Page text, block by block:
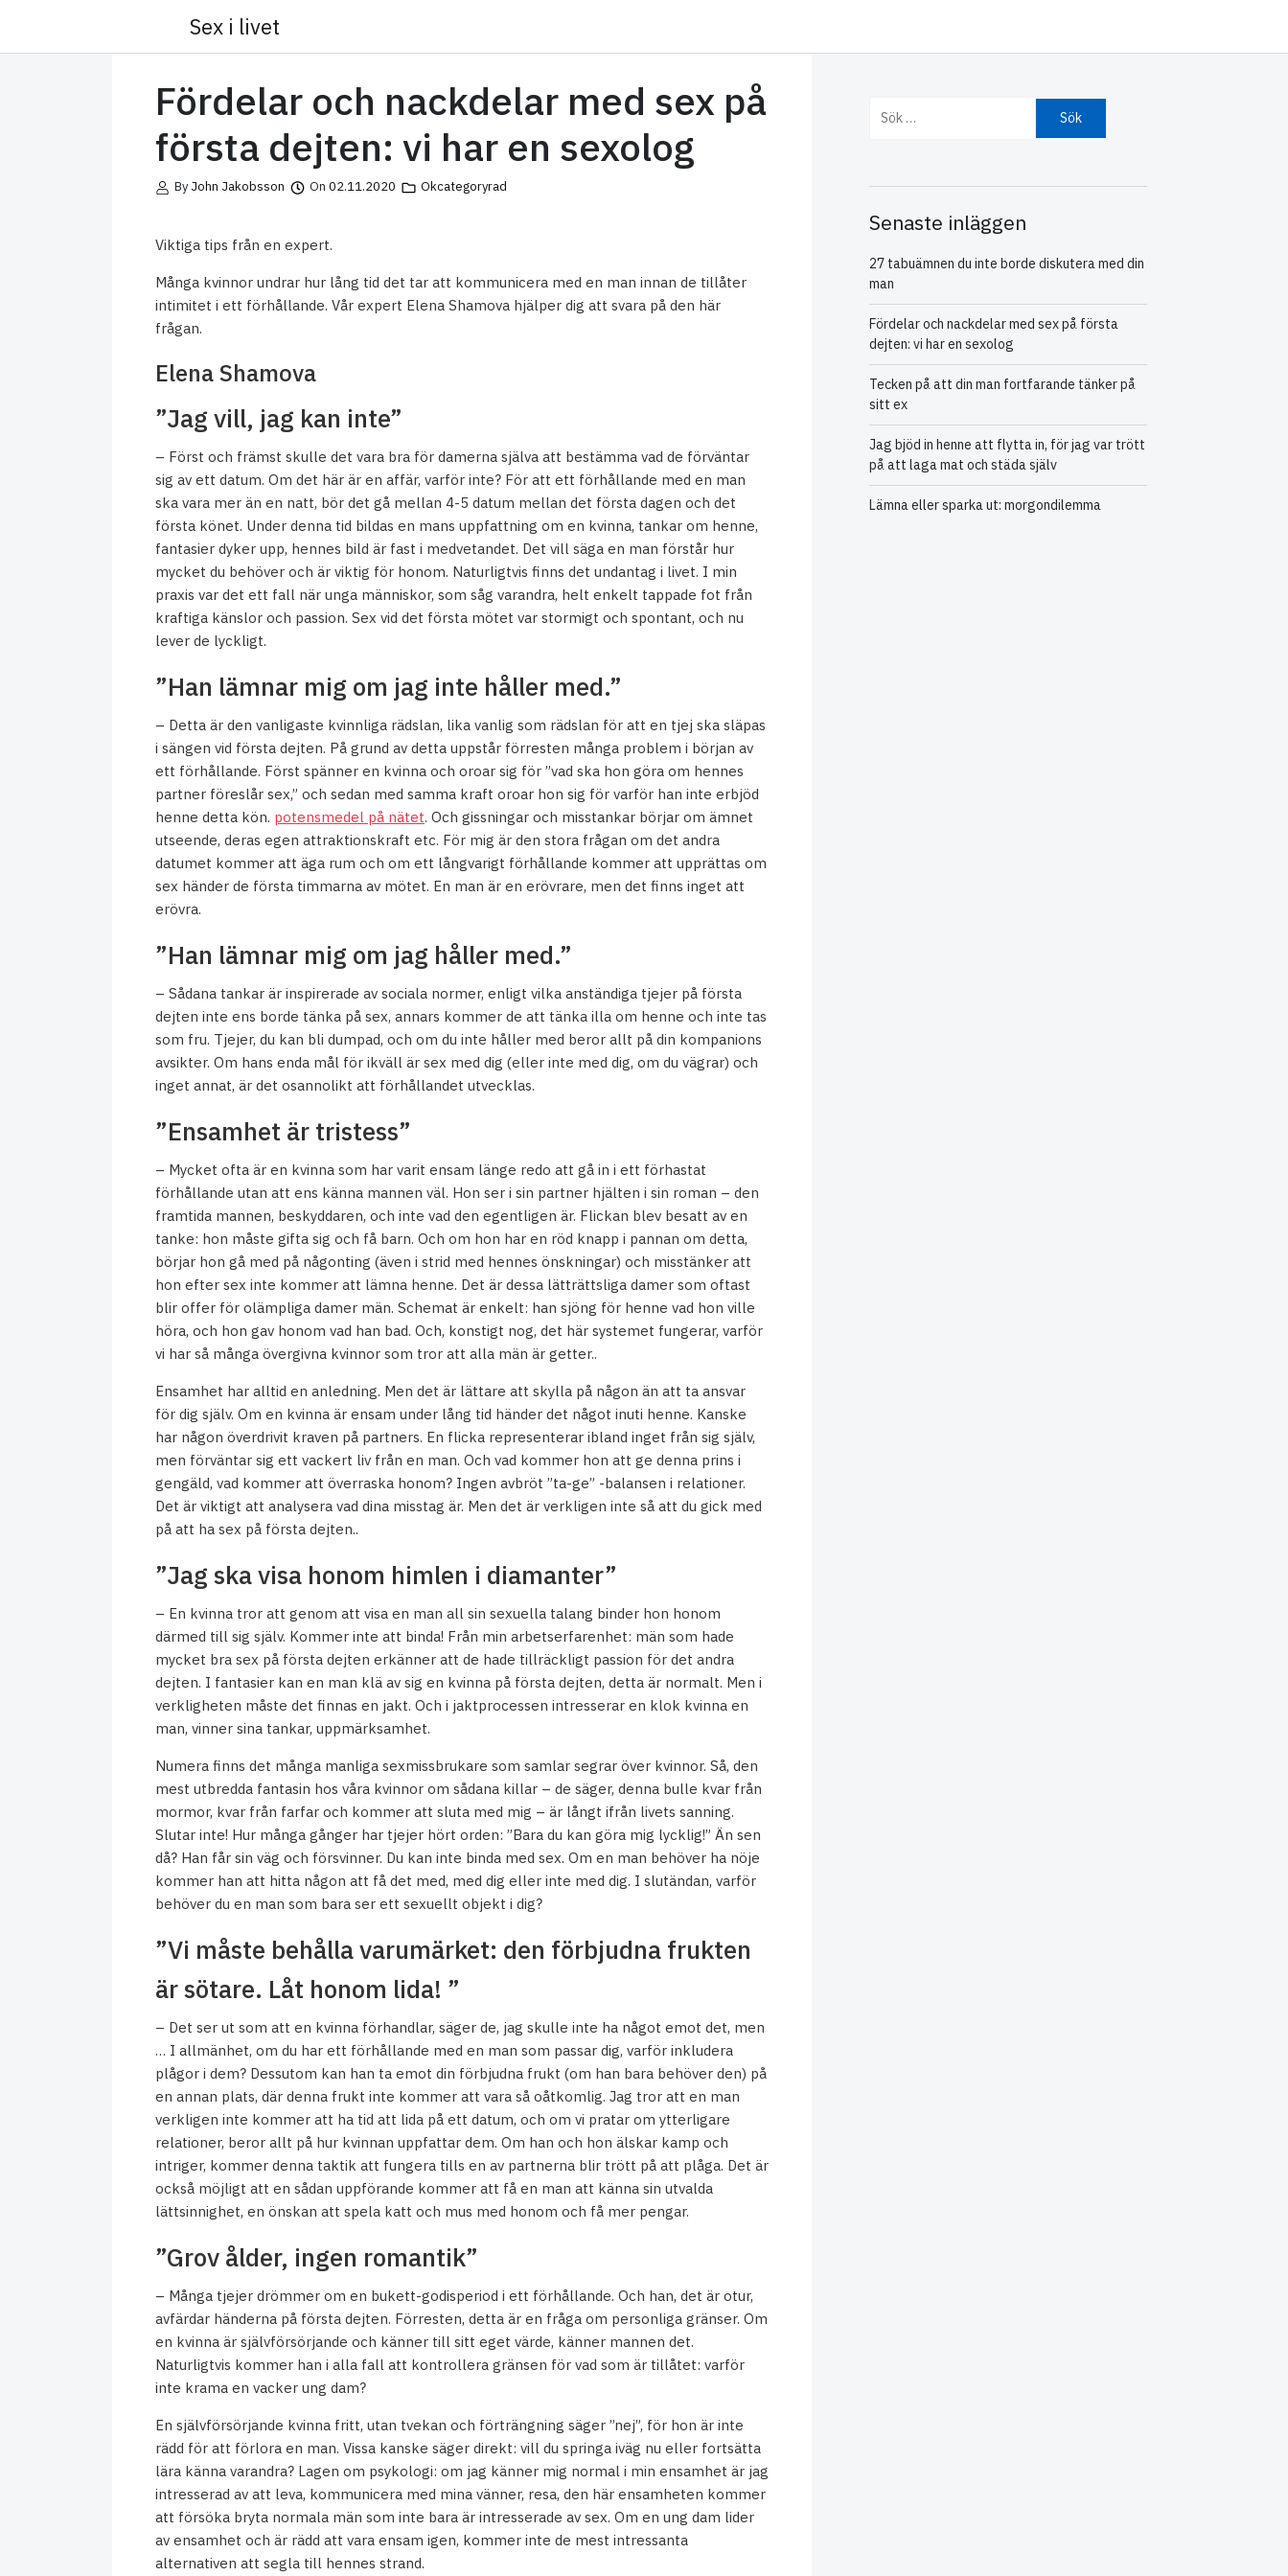
Sex i livet
Fördelar och nackdelar med sex på
första dejten: vi har en sexolog
By John Jakobsson On 02.11.2020 Okcategoryrad
Viktiga tips från en expert.
Många kvinnor undrar hur lång tid det tar att kommunicera med en man innan de tillåter
intimitet i ett förhållande. Vår expert Elena Shamova hjälper dig att svara på den här
frågan.
Elena Shamova
”Jag vill, jag kan inte”
– Först och främst skulle det vara bra för damerna själva att bestämma vad de förväntar
sig av ett datum. Om det här är en affär, varför inte? För att ett förhållande med en man
ska vara mer än en natt, bör det gå mellan 4-5 datum mellan det första dagen och det
första könet. Under denna tid bildas en mans uppfattning om en kvinna, tankar om henne,
fantasier dyker upp, hennes bild är fast i medvetandet. Det vill säga en man förstår hur
mycket du behöver och är viktig för honom. Naturligtvis finns det undantag i livet. I min
praxis var det ett fall när unga människor, som såg varandra, helt enkelt tappade fot från
kraftiga känslor och passion. Sex vid det första mötet var stormigt och spontant, och nu
lever de lyckligt.
”Han lämnar mig om jag inte håller med.”
– Detta är den vanligaste kvinnliga rädslan, lika vanlig som rädslan för att en tjej ska släpas
i sängen vid första dejten. På grund av detta uppstår förresten många problem i början av
ett förhållande. Först spänner en kvinna och oroar sig för ”vad ska hon göra om hennes
partner föreslår sex,” och sedan med samma kraft oroar hon sig för varför han inte erbjöd
henne detta kön. potensmedel på nätet. Och gissningar och misstankar börjar om ämnet
utseende, deras egen attraktionskraft etc. För mig är den stora frågan om det andra
datumet kommer att äga rum och om ett långvarigt förhållande kommer att upprättas om
sex händer de första timmarna av mötet. En man är en erövrare, men det finns inget att
erövra.
”Han lämnar mig om jag håller med.”
– Sådana tankar är inspirerade av sociala normer, enligt vilka anständiga tjejer på första
dejten inte ens borde tänka på sex, annars kommer de att tänka illa om henne och inte tas
som fru. Tjejer, du kan bli dumpad, och om du inte håller med beror allt på din kompanions
avsikter. Om hans enda mål för ikväll är sex med dig (eller inte med dig, om du vägrar) och
inget annat, är det osannolikt att förhållandet utvecklas.
”Ensamhet är tristess”
– Mycket ofta är en kvinna som har varit ensam länge redo att gå in i ett förhastat
förhållande utan att ens känna mannen väl. Hon ser i sin partner hjälten i sin roman – den
framtida mannen, beskyddaren, och inte vad den egentligen är. Flickan blev besatt av en
tanke: hon måste gifta sig och få barn. Och om hon har en röd knapp i pannan om detta,
börjar hon gå med på någonting (även i strid med hennes önskningar) och misstänker att
hon efter sex inte kommer att lämna henne. Det är dessa lätträttsliga damer som oftast
blir offer för olämpliga damer män. Schemat är enkelt: han sjöng för henne vad hon ville
höra, och hon gav honom vad han bad. Och, konstigt nog, det här systemet fungerar, varför
vi har så många övergivna kvinnor som tror att alla män är getter..
Ensamhet har alltid en anledning. Men det är lättare att skylla på någon än att ta ansvar
för dig själv. Om en kvinna är ensam under lång tid händer det något inuti henne. Kanske
har någon överdrivit kraven på partners. En flicka representerar ibland inget från sig själv,
men förväntar sig ett vackert liv från en man. Och vad kommer hon att ge denna prins i
gengäld, vad kommer att överraska honom? Ingen avbröt ”ta-ge” -balansen i relationer.
Det är viktigt att analysera vad dina misstag är. Men det är verkligen inte så att du gick med
på att ha sex på första dejten..
”Jag ska visa honom himlen i diamanter”
– En kvinna tror att genom att visa en man all sin sexuella talang binder hon honom
därmed till sig själv. Kommer inte att binda! Från min arbetserfarenhet: män som hade
mycket bra sex på första dejten erkänner att de hade tillräckligt passion för det andra
dejten. I fantasier kan en man klä av sig en kvinna på första dejten, detta är normalt. Men i
verkligheten måste det finnas en jakt. Och i jaktprocessen intresserar en klok kvinna en
man, vinner sina tankar, uppmärksamhet.
Numera finns det många manliga sexmissbrukare som samlar segrar över kvinnor. Så, den
mest utbredda fantasin hos våra kvinnor om sådana killar – de säger, denna bulle kvar från
mormor, kvar från farfar och kommer att sluta med mig – är långt ifrån livets sanning.
Slutar inte! Hur många gånger har tjejer hört orden: ”Bara du kan göra mig lycklig!” Än sen
då? Han får sin väg och försvinner. Du kan inte binda med sex. Om en man behöver ha nöje
kommer han att hitta någon att få det med, med dig eller inte med dig. I slutändan, varför
behöver du en man som bara ser ett sexuellt objekt i dig?
”Vi måste behålla varumärket: den förbjudna frukten
är sötare. Låt honom lida! ”
– Det ser ut som att en kvinna förhandlar, säger de, jag skulle inte ha något emot det, men
… I allmänhet, om du har ett förhållande med en man som passar dig, varför inkludera
plågor i dem? Dessutom kan han ta emot din förbjudna frukt (om han bara behöver den) på
en annan plats, där denna frukt inte kommer att vara så oåtkomlig. Jag tror att en man
verkligen inte kommer att ha tid att lida på ett datum, och om vi pratar om ytterligare
relationer, beror allt på hur kvinnan uppfattar dem. Om han och hon älskar kamp och
intriger, kommer denna taktik att fungera tills en av partnerna blir trött på att plåga. Det är
också möjligt att en sådan uppförande kommer att få en man att känna sin utvalda
lättsinnighet, en önskan att spela katt och mus med honom och få mer pengar.
”Grov ålder, ingen romantik”
– Många tjejer drömmer om en bukett-godisperiod i ett förhållande. Och han, det är otur,
avfärdar händerna på första dejten. Förresten, detta är en fråga om personliga gränser. Om
en kvinna är självförsörjande och känner till sitt eget värde, känner mannen det.
Naturligtvis kommer han i alla fall att kontrollera gränsen för vad som är tillåtet: varför
inte krama en vacker ung dam?
En självförsörjande kvinna fritt, utan tvekan och förträngning säger ”nej”, för hon är inte
rädd för att förlora en man. Vissa kanske säger direkt: vill du springa iväg nu eller fortsätta
lära känna varandra? Lagen om psykologi: om jag känner mig normal i min ensamhet är jag
intresserad av att leva, kommunicera med mina vänner, resa, den här ensamheten kommer
att försöka bryta normala män som inte bara är intresserade av sex. Om en ung dam lider
av ensamhet och är rädd att vara ensam igen, kommer inte de mest intressanta
alternativen att segla till hennes strand.
Senaste inläggen
27 tabuämnen du inte borde diskutera med din
man
Fördelar och nackdelar med sex på första
dejten: vi har en sexolog
Tecken på att din man fortfarande tänker på
sitt ex
Jag bjöd in henne att flytta in, för jag var trött
på att laga mat och städa själv
Lämna eller sparka ut: morgondilemma